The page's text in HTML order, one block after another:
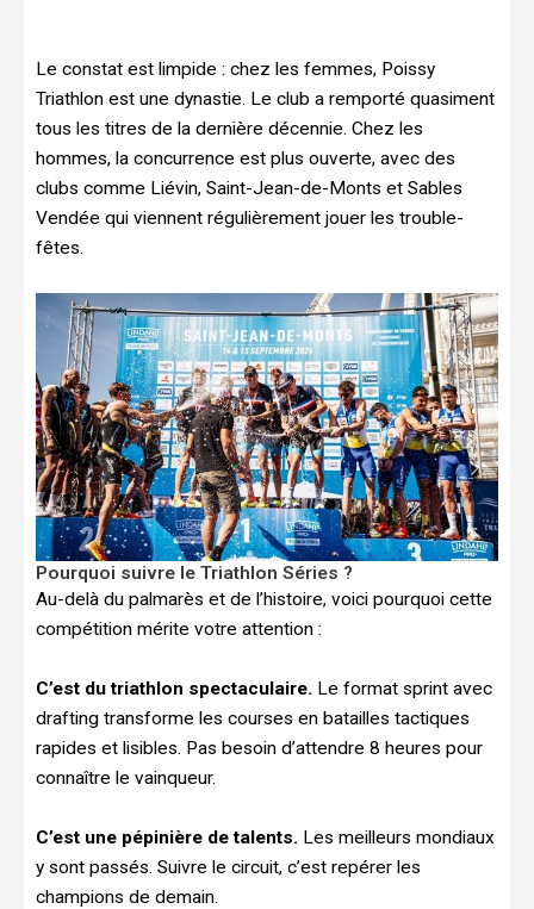
Le constat est limpide : chez les femmes, Poissy
Triathlon est une dynastie. Le club a remporté quasiment
tous les titres de la dernière décennie. Chez les
hommes, la concurrence est plus ouverte, avec des
clubs comme Liévin, Saint-Jean-de-Monts et Sables
Vendée qui viennent régulièrement jouer les trouble-
fêtes.
Pourquoi suivre le Triathlon Séries ?
Au-delà du palmarès et de l’histoire, voici pourquoi cette
compétition mérite votre attention :
C’est du triathlon spectaculaire. Le format sprint avec
drafting transforme les courses en batailles tactiques
rapides et lisibles. Pas besoin d’attendre 8 heures pour
connaître le vainqueur.
C’est une pépinière de talents. Les meilleurs mondiaux
y sont passés. Suivre le circuit, c’est repérer les
champions de demain.